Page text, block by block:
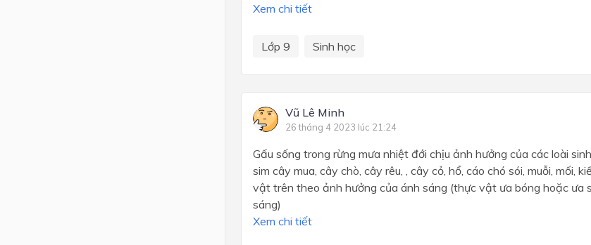
Xem chi tiết
Lớp 9 Sinh học
Vũ Lê Minh
26 tháng 4 2023 lúc 21:24
Gấu sống trong rừng mưa nhiệt đới chịu ảnh hưởng của các loài
sim cây mua, cây chò, cây rêu, , cây cỏ, hổ, cáo chó sói, muỗi, mối,
vật trên theo ảnh hưởng của ánh sáng (thực vật ưa bóng hoặc ưa
sáng)
Xem chi tiết